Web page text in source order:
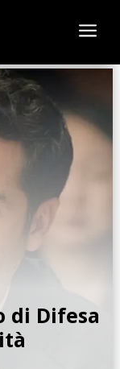
a
di Difesa